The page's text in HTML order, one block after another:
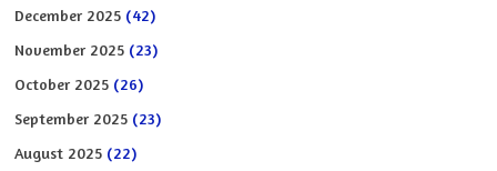
December 2025 (42)
November 2025 (23)
October 2025 (26)
September 2025 (23)
August 2025 (22)